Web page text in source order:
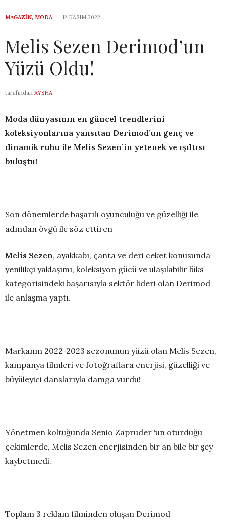
MAGAZIN, MODA 12 KASIM 2022
Melis Sezen Derimod’un
Yüzü Oldu!
tarafından AYSHA
Moda dünyasının en güncel trendlerini
koleksiyonlarına yansıtan Derimod’un genç ve
dinamik ruhu ile Melis Sezen’in yetenek ve ışıltısı
buluştu!
Son dönemlerde başarılı oyunculuğu ve güzelliği ile
adından övgü ile söz ettiren
Melis Sezen, ayakkabı, çanta ve deri ceket konusunda
yenilikçi yaklaşımı, koleksiyon gücü ve ulaşılabilir lüks
kategorisindeki başarısıyla sektör lideri olan Derimod
ile anlaşma yaptı.
Markanın 2022-2023 sezonunun yüzü olan Melis Sezen,
kampanya filmleri ve fotoğraflara enerjisi, güzelliği ve
büyüleyici danslarıyla damga vurdu!
Yönetmen koltuğunda Senio Zapruder ‘un oturduğu
çekimlerde, Melis Sezen enerjisinden bir an bile bir şey
kaybetmedi.
Toplam 3 reklam filminden oluşan Derimod